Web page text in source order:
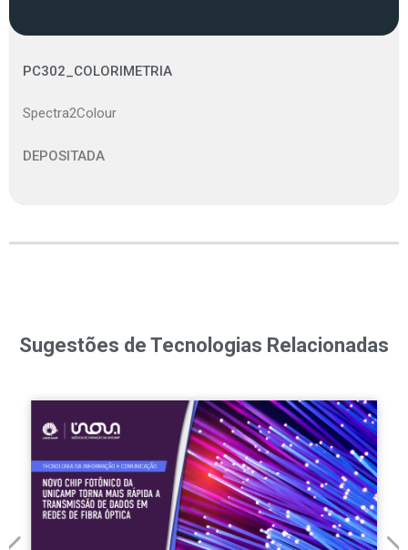
PC302_COLORIMETRIA
Spectra2Colour
DEPOSITADA
Sugestões de Tecnologias Relacionadas